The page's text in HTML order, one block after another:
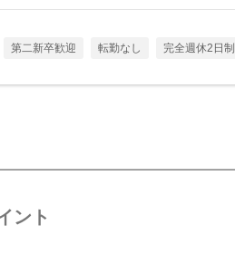
第二新卒歓迎 転勤なし 完全週休2日制
ント